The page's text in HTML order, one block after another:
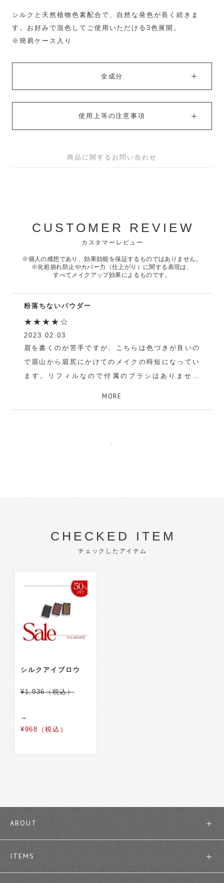
シルクと天然植物色素配合で、自然な発色が長く続きま
す。お好みで混色してご使用いただける3色展開。
※簡易ケース入り
全成分
使用上等の注意事項
商品に関するお問い合わせ
CUSTOMER REVIEW
カスタマーレビュー
※個人の感想であり、効果効能を保証するものではありません。
※化粧崩れ防止やカバー力（仕上がり）に関する表現は、
すべてメイクアップ効果によるものです。
粉落ちないパウダー
★★★★☆
2023.02.03
眉を書くのが苦手ですが、こちらは色づきが良いの
で眉山から眉尻にかけてのメイクの時短になってい
ます。リフィルなので付属のブラシはありません
mika
MORE
.
CHECKED ITEM
チェックしたアイテム
シルクアイブロウ
¥1,936（税込）
→
¥968（税込）
ABOUT
ITEMS